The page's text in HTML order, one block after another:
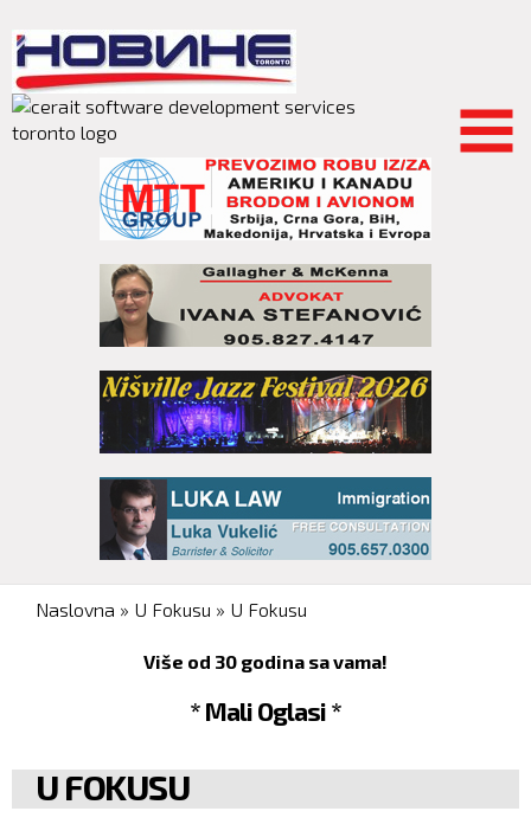
main
content
You are here
Naslovna » U Fokusu » U Fokusu
Više od 30 godina sa vama!
* Mali Oglasi *
U FOKUSU